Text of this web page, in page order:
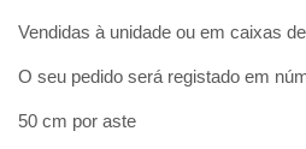
Vendidas à unidade ou em caixas
O seu pedido será registado em
50 cm por aste